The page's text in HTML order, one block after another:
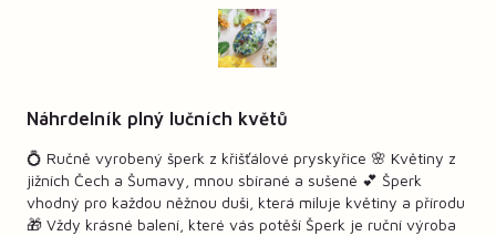
Náhrdelník plný lučních květů
💍 Ručně vyrobený šperk z křišťálové pryskyřice 🌸 Květiny z
jižních Čech a Šumavy, mnou sbírané a sušené 💕 Šperk
vhodný pro každou něžnou duši, která miluje květiny a přírodu
🎁 Vždy krásné balení, které vás potěší Šperk je ruční výroba